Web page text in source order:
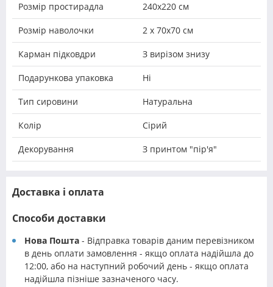
Розмір простирадла 240х220 см
Розмір наволочки 2 х 70х70 см
Карман підковдри З вирізом знизу
Подарункова упаковка Ні
Тип сировини Натуральна
Колір Сірий
Декорування З принтом "пір'я"
Доставка і оплата
Способи доставки
Нова Пошта - Відправка товарів даним перевізником
в день оплати замовлення - якщо оплата надійшла до
12:00, або на наступний робочий день - якщо оплата
надійшла пізніше зазначеного часу.